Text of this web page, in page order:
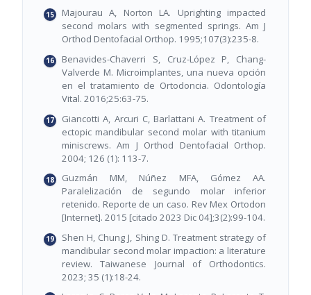
Majourau A, Norton LA. Uprighting impacted
second molars with segmented springs. Am J
Orthod Dentofacial Orthop. 1995;107(3):235-8.
Benavides-Chaverri S, Cruz-López P, Chang-
Valverde M. Microimplantes, una nueva opción
en el tratamiento de Ortodoncia. Odontología
Vital. 2016;25:63-75.
Giancotti A, Arcuri C, Barlattani A. Treatment of
ectopic mandibular second molar with titanium
miniscrews. Am J Orthod Dentofacial Orthop.
2004; 126 (1): 113-7.
Guzmán MM, Núñez MFA, Gómez AA.
Paralelización de segundo molar inferior
retenido. Reporte de un caso. Rev Mex Ortodon
[Internet]. 2015 [citado 2023 Dic 04];3(2):99-104.
Shen H, Chung J, Shing D. Treatment strategy of
mandibular second molar impaction: a literature
review. Taiwanese Journal of Orthodontics.
2023; 35 (1):18-24.